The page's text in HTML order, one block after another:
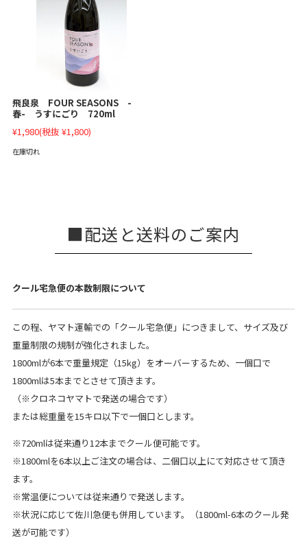
飛良泉 FOUR SEASONS -
春- うすにごり 720ml
¥1,980(税抜 ¥1,800)
在庫切れ
配送と送料のご案内
クール宅急便の本数制限について
この程、ヤマト運輸での「クール宅急便」につきまして、サイズ及び
重量制限の規制が強化されました。
1800mlが6本で重量規定（15kg）をオーバーするため、一個口で
1800mlは5本までとさせて頂きます。
（※クロネコヤマトで発送の場合です）
または総重量を15キロ以下で一個口とします。
※720mlは従来通り12本までクール便可能です。
※1800mlを6本以上ご注文の場合は、二個口以上にて対応させて頂き
ます。
※常温便については従来通りで発送します。
※状況に応じて佐川急便も併用しています。（1800ml-6本のクール発
送が可能です）